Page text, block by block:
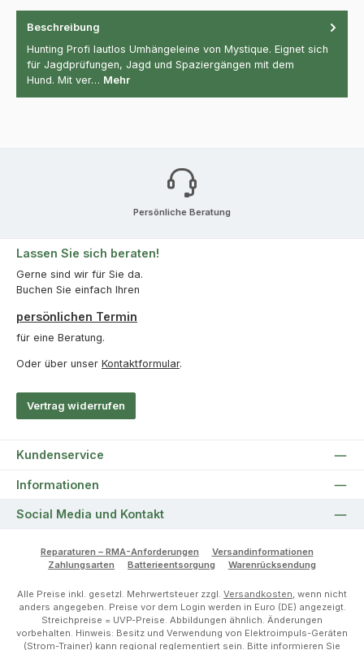
Beschreibung
Hunting Profi lautlos Umhängeleine von Mystique. Eignet sich
für Jagdprüfungen, Jagd und Spaziergängen mit dem
Hund. Mit ver… Mehr
Persönliche Beratung
Lassen Sie sich beraten!
Gerne sind wir für Sie da.
Buchen Sie einfach Ihren
persönlichen Termin
für eine Beratung.
Oder über unser Kontaktformular.
Vertrag widerrufen
Kundenservice
Informationen
Social Media und Kontakt
Reparaturen – RMA-Anforderungen
Versandinformationen
Zahlungsarten
Batterieentsorgung Warenrücksendung
Alle Preise inkl. gesetzl. Mehrwertsteuer zzgl. Versandkosten, wenn nicht
anders angegeben. Preise vor dem Login werden in Euro (DE) angezeigt.
Streichpreise = UVP-Preise. Abbildungen ähnlich. Änderungen
vorbehalten. Hinweis: Besitz und Verwendung von Elektroimpuls-Geräten
(Strom-Trainer) kann regional reglementiert sein. Bitte informieren Sie